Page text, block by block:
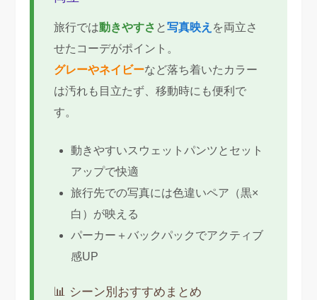
旅行では動きやすさ と写真映え を両立さ
せたコーデがポイント。
グレーやネイビーなど落ち着いたカラー
は汚れも目立たず、移動時にも便利で
す。
動きやすいスウェットパンツとセット
アップで快適
旅行先での写真には色違いペア（黒×
白）が映える
パーカー＋バックパックでアクティブ
感UP
📊 シーン別おすすめまとめ